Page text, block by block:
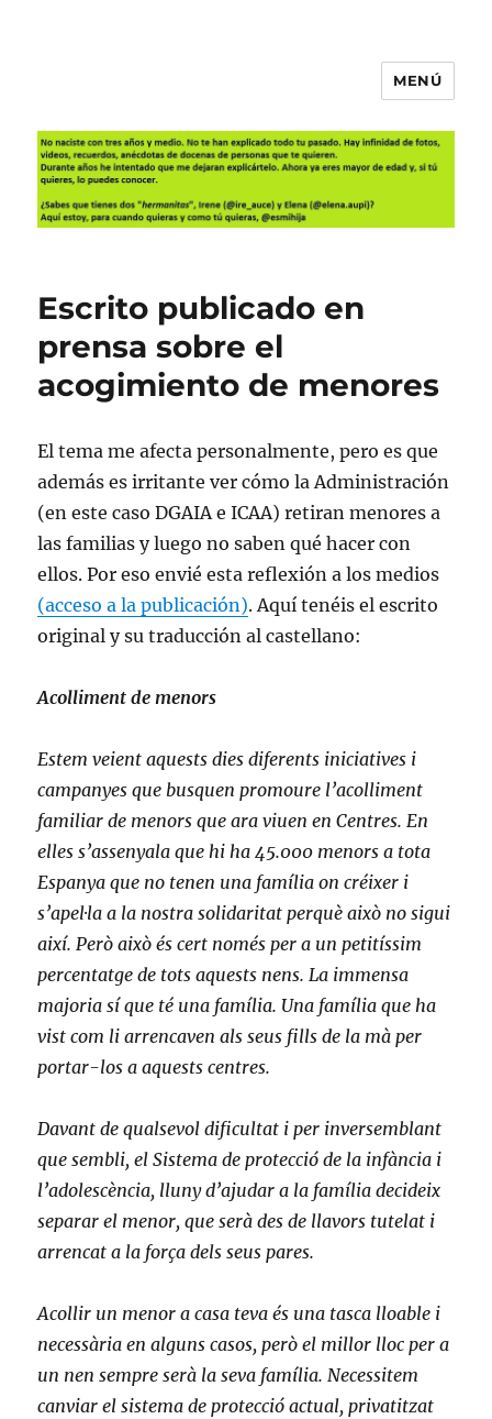
MENÚ
Escrito publicado en
prensa sobre el
acogimiento de menores
El tema me afecta personalmente, pero es que
además es irritante ver cómo la Administración
(en este caso DGAIA e ICAA) retiran menores a
las familias y luego no saben qué hacer con
ellos. Por eso envié esta reflexión a los medios
(acceso a la publicación). Aquí tenéis el escrito
original y su traducción al castellano:
Acolliment de menors
Estem veient aquests dies diferents iniciatives i
campanyes que busquen promoure l’acolliment
familiar de menors que ara viuen en Centres. En
elles s’assenyala que hi ha 45.000 menors a tota
Espanya que no tenen una família on créixer i
s’apel·la a la nostra solidaritat perquè això no sigui
així. Però això és cert només per a un petitíssim
percentatge de tots aquests nens. La immensa
majoria sí que té una família. Una família que ha
vist com li arrencaven als seus fills de la mà per
portar-los a aquests centres.
Davant de qualsevol dificultat i per inversemblant
que sembli, el Sistema de protecció de la infància i
l’adolescència, lluny d’ajudar a la família decideix
separar el menor, que serà des de llavors tutelat i
arrencat a la força dels seus pares.
Acollir un menor a casa teva és una tasca lloable i
necessària en alguns casos, però el millor lloc per a
un nen sempre serà la seva família. Necessitem
canviar el sistema de protecció actual, privatitzat